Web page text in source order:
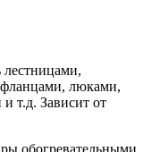
люками,
т.д. Зависит от